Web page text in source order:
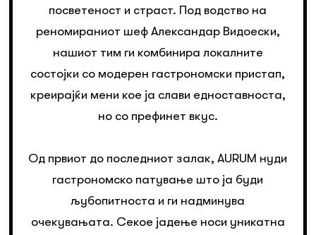
посветеност и страст. Под водство на
реномираниот шеф Александар Видоески,
нашиот тим ги комбинира локалните
состојки со модерен гастрономски пристап,
креирајќи мени кое ја слави едноставноста,
но со префинет вкус.
Од првиот до последниот залак, AURUM нуди
гастрономско патување што ја буди
љубопитноста и ги надминува
очекувањата. Секое јадење носи уникатна